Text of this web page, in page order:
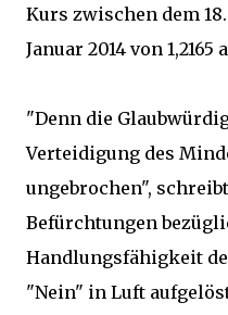
Kurs zwischen dem
Januar 2014 von 1,2165
"Denn die
Verteidigung des
ungebrochen",
Befürchtungen
Handlungsfähigkeit
"Nein" in Luft